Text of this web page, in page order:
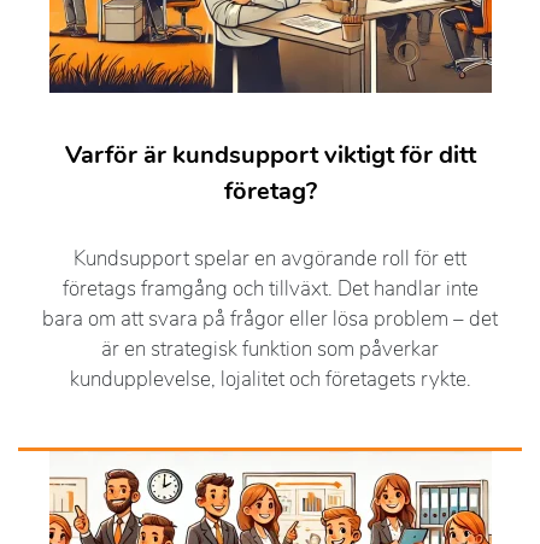
Varför är kundsupport viktigt för ditt
företag?
Kundsupport spelar en avgörande roll för ett
företags framgång och tillväxt. Det handlar inte
bara om att svara på frågor eller lösa problem – det
är en strategisk funktion som påverkar
kundupplevelse, lojalitet och företagets rykte.